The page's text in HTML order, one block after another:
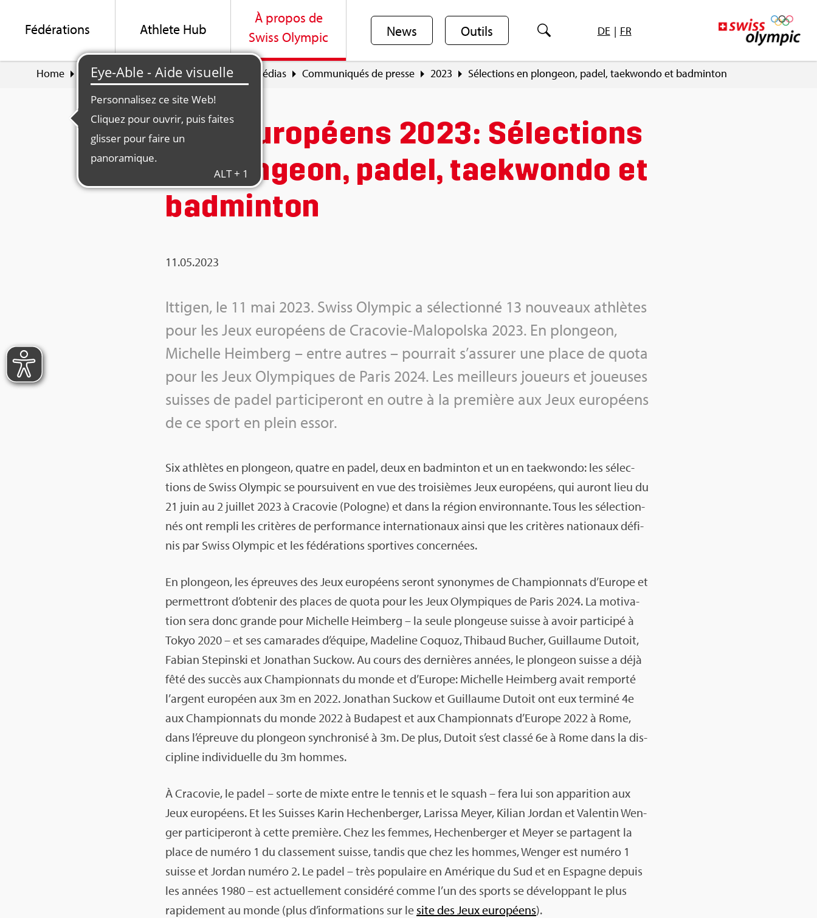
Fédé­ra­tions Ath­lete Hub
À pro­pos de
Swiss Olym­pic
News Outils DE | FR
Home À pro­pos de Swiss Olym­pic News & Médias Com­mu­ni­qués de presse 2023 Sélec­tions en plon­geon, padel, taek­wondo et bad­min­ton
Jeux euro­péens 2023: Sélec­tions
en plon­geon, padel, taek­wondo et
bad­min­ton
11.05.2023
Itti­gen, le 11 mai 2023. Swiss Olym­pic a sélec­tionné 13 nou­veaux ath­lètes
pour les Jeux euro­péens de Cra­co­vie-Malo­polska 2023. En plon­geon,
Michelle Heim­berg – entre autres – pour­rait s’as­su­rer une place de quota
pour les Jeux Olym­piques de Paris 2024. Les meilleurs joueurs et joueuses
suisses de padel par­ti­ci­pe­ront en outre à la pre­mière aux Jeux euro­péens
de ce sport en plein essor.
Six ath­lètes en plon­geon, quatre en padel, deux en bad­min­ton et un en taek­wondo: les sélec­
tions de Swiss Olym­pic se pour­suivent en vue des troi­sièmes Jeux euro­péens, qui auront lieu du
21 juin au 2 juillet 2023 à Cra­co­vie (Pologne) et dans la région envi­ron­nante. Tous les sélec­tion­
nés ont rem­pli les cri­tères de per­for­mance inter­na­tio­naux ainsi que les cri­tères natio­naux défi­
nis par Swiss Olym­pic et les fédé­ra­tions spor­tives concer­nées.
En plon­geon, les épreuves des Jeux euro­péens seront syno­nymes de Cham­pion­nats d’Eu­rope et
per­met­tront d’ob­te­nir des places de quota pour les Jeux Olym­piques de Paris 2024. La moti­va­
tion sera donc grande pour Michelle Heim­berg – la seule plon­geuse suisse à avoir par­ti­cipé à
Tokyo 2020 – et ses cama­rades d’équipe, Made­line Coquoz, Thi­baud Bucher, Guillaume Dutoit,
Fabian Ste­pinski et Jona­than Suckow. Au cours des der­nières années, le plon­geon suisse a déjà
fêté des suc­cès aux Cham­pion­nats du monde et d’Eu­rope: Michelle Heim­berg avait rem­porté
l’ar­gent euro­péen aux 3m en 2022. Jona­than Suckow et Guillaume Dutoit ont eux ter­miné 4e
aux Cham­pion­nats du monde 2022 à Buda­pest et aux Cham­pion­nats d’Eu­rope 2022 à Rome,
dans l’épreuve du plon­geon syn­chro­nisé à 3m. De plus, Dutoit s’est classé 6e à Rome dans la dis­
ci­pline indi­vi­duelle du 3m hommes.
À Cra­co­vie, le padel – sorte de mixte entre le ten­nis et le squash – fera lui son appa­ri­tion aux
Jeux euro­péens. Et les Suisses Karin Hechen­ber­ger, Larissa Meyer, Kilian Jor­dan et Valen­tin Wen­
ger par­ti­ci­pe­ront à cette pre­mière. Chez les femmes, Hechen­ber­ger et Meyer se par­tagent la
place de numéro 1 du clas­se­ment suisse, tan­dis que chez les hommes, Wen­ger est numéro 1
suisse et Jor­dan numéro 2. Le padel – très popu­laire en Amé­rique du Sud et en Espagne depuis
les années 1980 – est actuel­le­ment consi­déré comme l’un des sports se déve­lop­pant le plus
rapi­de­ment au monde (plus d’in­for­ma­tions sur le site des Jeux euro­péens).